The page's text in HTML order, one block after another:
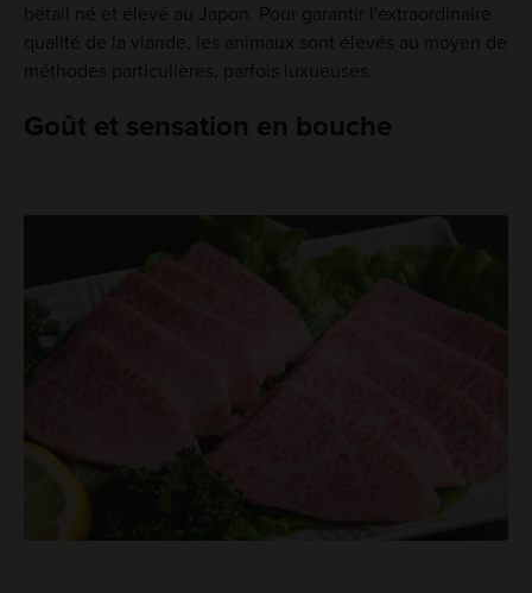
bétail né et élevé au Japon. Pour garantir l'extraordinaire
qualité de la viande, les animaux sont élevés au moyen de
méthodes particulières, parfois luxueuses.
Goût et sensation en bouche